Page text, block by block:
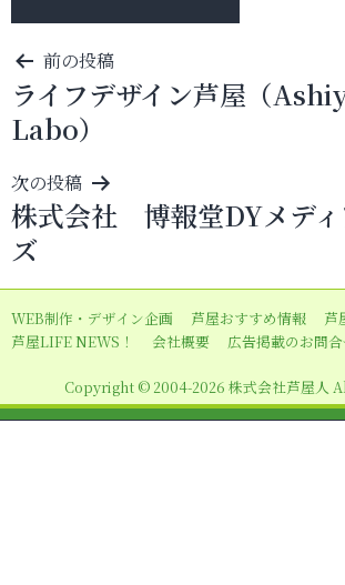
投
稿
ナ
ビ
ゲ
ー
シ
ョ
ン
前の投稿
ライフデザイン芦屋（
Labo）
次の投稿
株式会社 博報堂DYメディ
ズ
WEB制作・デザイン企画 芦屋おすすめ情報
芦
芦屋LIFE NEWS！
会社概要 広告掲載のお問
Copyright © 2004-2026 株式会社芦屋人